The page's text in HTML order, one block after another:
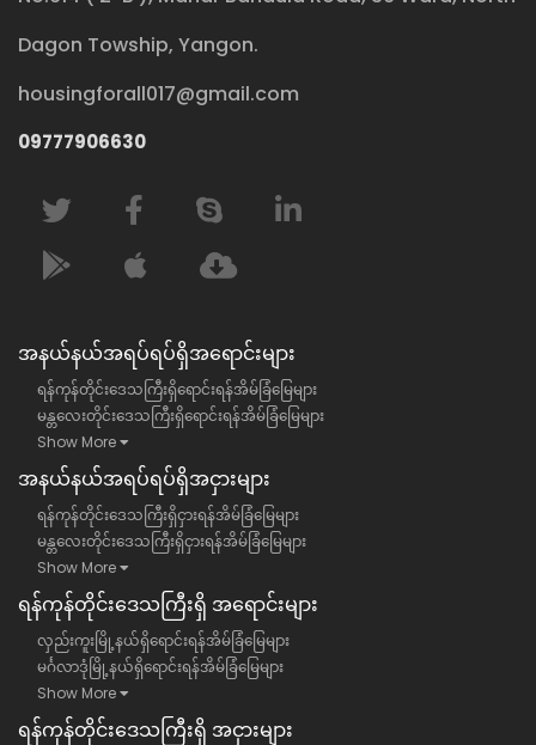
Dagon Towship, Yangon.
housingforall017@gmail.com
09777906630
အနယ်နယ်အရပ်ရပ်ရှိအရောင်းများ
ရန်ကုန်တိုင်းဒေသကြီးရှိရောင်းရန်အိမ်ခြံမြေများ
မန္တလေးတိုင်းဒေသကြီးရှိရောင်းရန်အိမ်ခြံမြေများ
Show More
အနယ်နယ်အရပ်ရပ်ရှိအငှားများ
ရန်ကုန်တိုင်းဒေသကြီးရှိငှားရန်အိမ်ခြံမြေများ
မန္တလေးတိုင်းဒေသကြီးရှိငှားရန်အိမ်ခြံမြေများ
Show More
ရန်​ကုန်တိုင်းဒေသကြီး​ရှိ အရောင်းများ
လှည်းကူးမြို့နယ်ရှိရောင်းရန်အိမ်ခြံမြေများ
မင်္ဂလာဒုံမြို့နယ်ရှိရောင်းရန်အိမ်ခြံမြေများ
Show More
ရန်​ကုန်တိုင်းဒေသကြီး​ရှိ အငှားများ